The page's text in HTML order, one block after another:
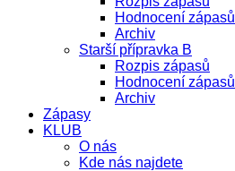
Hodnocení zápasů
Archiv
Starší přípravka B
Rozpis zápasů
Hodnocení zápasů
Archiv
Zápasy
KLUB
O nás
Kde nás najdete